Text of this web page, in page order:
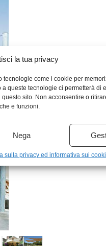
la tua privacy
come i cookie per
queste tecnologie ci permetterà di
sito. Non acconsentire o
e funzioni.
Nega
sulla privacy ed informativa sui